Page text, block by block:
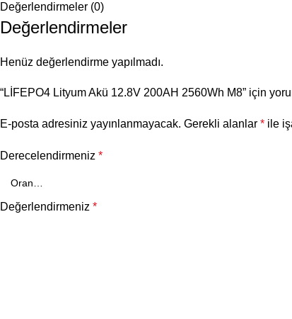
Değerlendirmeler (0)
Değerlendirmeler
Henüz değerlendirme yapılmadı.
“LİFEPO4 Lityum Akü 12.8V 200AH 2560Wh M8” için
E-posta adresiniz yayınlanmayacak. Gerekli alanlar * ile
Derecelendirmeniz *
Değerlendirmeniz *